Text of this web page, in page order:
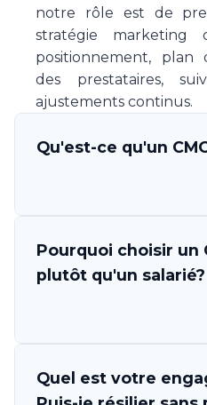
notre rôle est de
stratégie marketing
positionnement, plan
des prestataires,
ajustements continus.
Qu'est-ce qu'un
Un CMO (Chief
est un
spécialistes
CMO vous met à
complète en direction
Pourquoi choisir un
plutôt qu'un salarié?
Les avantages sont
l'économie est
Quel est votre